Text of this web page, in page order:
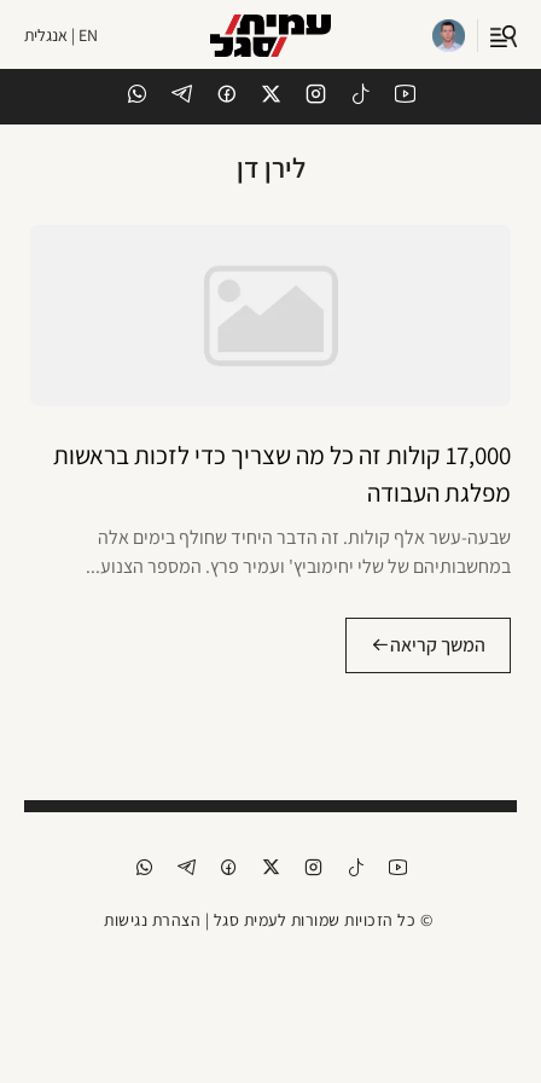
EN | אנגלית
לירן דן
17,000 קולות זה כל מה שצריך כדי לזכות בראשות
מפלגת העבודה
שבעה-עשר אלף קולות. זה הדבר היחיד שחולף בימים אלה
במחשבותיהם של שלי יחימוביץ' ועמיר פרץ. המספר הצנוע...
המשך קריאה
© כל הזכויות שמורות לעמית סגל | הצהרת נגישות